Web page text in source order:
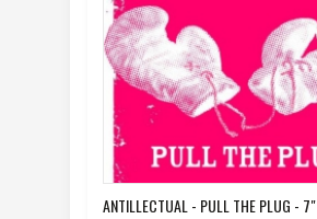
ANTILLECTUAL - PULL THE PLUG - 7"